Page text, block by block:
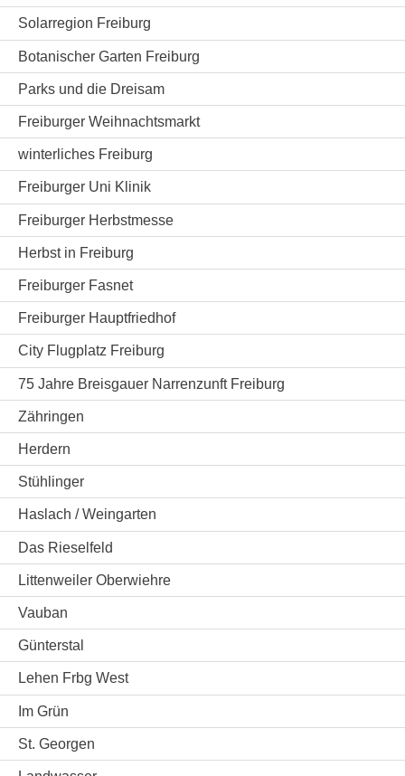
Solarregion Freiburg
Botanischer Garten Freiburg
Parks und die Dreisam
Freiburger Weihnachtsmarkt
winterliches Freiburg
Freiburger Uni Klinik
Freiburger Herbstmesse
Herbst in Freiburg
Freiburger Fasnet
Freiburger Hauptfriedhof
City Flugplatz Freiburg
75 Jahre Breisgauer Narrenzunft Freiburg
Zähringen
Herdern
Stühlinger
Haslach / Weingarten
Das Rieselfeld
Littenweiler Oberwiehre
Vauban
Günterstal
Lehen Frbg West
Im Grün
St. Georgen